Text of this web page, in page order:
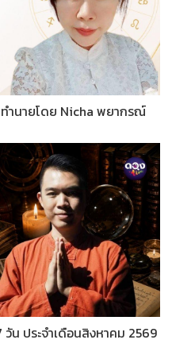
ทำนายโดย Nicha พยากรณ์
น ประจำเดือนสิงหาคม 2569